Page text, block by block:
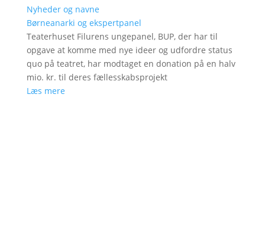
Nyheder og navne
Børneanarki og ekspertpanel
Teaterhuset Filurens ungepanel, BUP, der har til
opgave at komme med nye ideer og udfordre status
quo på teatret, har modtaget en donation på en halv
mio. kr. til deres fællesskabsprojekt
Læs mere